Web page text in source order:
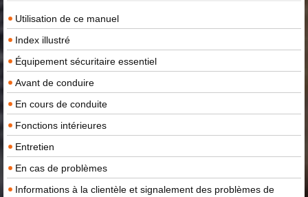
Utilisation de ce manuel
Index illustré
Équipement sécuritaire essentiel
Avant de conduire
En cours de conduite
Fonctions intérieures
Entretien
En cas de problèmes
Informations à la clientèle et signalement des problèmes de